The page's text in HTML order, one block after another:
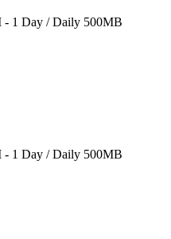
- 1 Day / Daily 500MB
- 1 Day / Daily 500MB